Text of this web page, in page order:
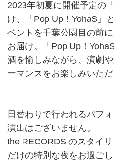
2023年初夏に開催予定の
け、「Pop Up！YohaS」
ベントを千葉公園目の前
お届け。「Pop Up！
酒を愉しみながら、演劇
ーマンスをお楽しみいただ
日替わりで行われるパフ
演出はございません。
the RECORDS のスタイ
だけの特別な夜をお過ごし